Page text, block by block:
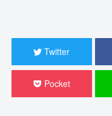
Twitter
Pocket